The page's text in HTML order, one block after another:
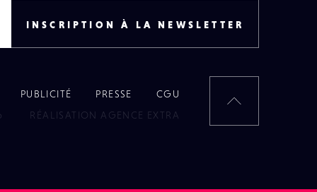
INSCRIPTION À LA NEWSLETTER
PUBLICITÉ PRESSE
CGU
RÉALISATION AGENCE EXTRA